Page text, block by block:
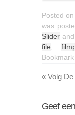
Posted on
was
Slider
file
Bookmark
« Volg De
Geef